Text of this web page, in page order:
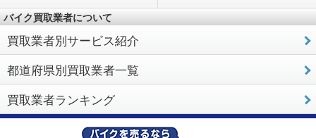
バイク買取業者について
買取業者別サービス紹介
都道府県別買取業者一覧
買取業者ランキング